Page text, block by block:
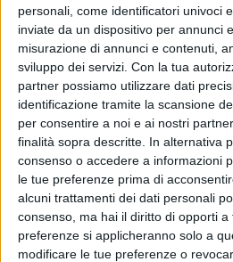
personali, come identificatori univoci
inviate da un dispositivo per annunci
misurazione di annunci e contenuti,
sviluppo dei servizi. Con la tua
partner possiamo utilizzare dati
identificazione tramite la scansione
per consentire a noi e ai nostri
finalità sopra descritte. In alternativa
consenso o accedere a informazioni
le tue preferenze prima di
alcuni trattamenti dei dati personali
consenso, ma hai il diritto di opporti
preferenze si applicheranno solo a
modificare le tue preferenze o
ELETTRA
RADIO ITALIA LIVE
ELETTRA
VOI TANKA
VOI